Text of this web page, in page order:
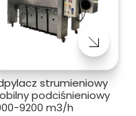
strumieniowy
podciśnieniowy
9200 m3/h